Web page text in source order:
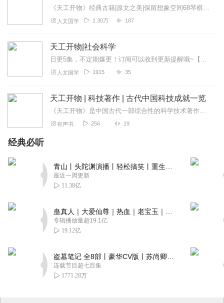
《天工开物》经典古籍|原文之美|保留想象空间68琴棋书画：《古琴老八张》《古琴CD精粹》《秦腔曲牌集》《常用书法字帖》《书法史小讲》诗酒花茶：《李白诗集导读》《...
人文国学 1.30万 187
天工开物|社会科学
日更5集，不定期爆更！订阅可以收到更新提醒哦~【内容简介】在古老华夏的广袤土地上，文化之树深深扎根，源自人类非凡创造力的灌溉，结出了璀璨的农业文明之果。从远...
人文国学 1915 35
天工开物 | 科技著作 | 古代中国科技成就一览
《天工开物》是中国古代一部综合性的科学技术著作，作品内容按照“贵五谷而贱金玉”的原则分上中下三卷，其下又细分为十八篇，记载了农业、手工业下不同的生产技术门类。各...
有声书 256 19
经典必听
最近一周更新
11.38亿
专辑播放量超19.1亿
19.12亿
连载节目超七百集
1771.28万